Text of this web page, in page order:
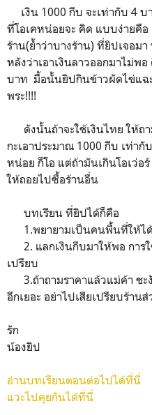
เงิน 1000 กีบ จะเท่ากับ 4 บ
ที่โอเคหน่อยจะ คิด แบบง่ายคื
ร้าน(ย้ำว่าบางร้าน) ที่ยิปเจอม
หลังว่าเอาเงินลาวออกมาไม่พ
บาท มื้อนั้นยิปกินข้าวผัดไข่แฉ
พระ!!!!
ดังนั้นถ้าจะใช้เงินไทย ให้ถ
กะเอาประมาณ 1000 กีบ เท่า
หน่อย ก็โอ แต่ถ้ามันเกินโอเว่อ
ให้ถอยไปซื้อร้านอื่น
บทเรียน ที่ยิปได้ก็คือ
1.พยายามเป็นคนพื้นที่ให้ไ
2. แลกเงินกีบมาให้พอ การใ
เปรียบ
3.ถ้าถามราคาแล้วแม่ค้า ชะ
อีกเยอะ อย่าไปเสียเปรียบร้าน
รัก
น้องยิป
อ่านบทเรียนตอนต่อไปได้ที่นี่
แวะไปคุยกันได้ที่นี่